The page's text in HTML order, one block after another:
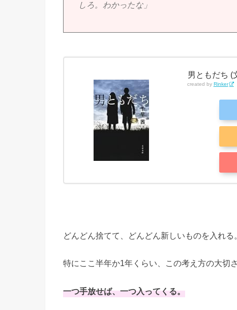
しろ。わかったな」
男ともだち (
created by Rinker
どんどん捨てて、どんどん新しいものを入れる。
特にここ半年か1年くらい、この考え方の大切
一つ手放せば、一つ入ってくる。